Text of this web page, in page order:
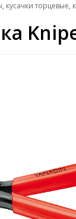
кусачки торцевые,